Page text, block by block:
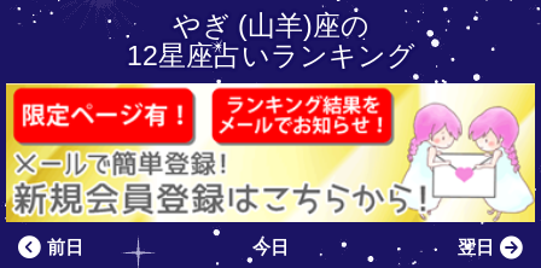
やぎ (山羊)座の
12星座占いランキング
前日 今日 翌日